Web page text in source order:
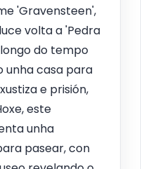
'Gravensteen',
volta a 'Pedra
do tempo
unha casa para
e prisión,
este
unha
pasear, con